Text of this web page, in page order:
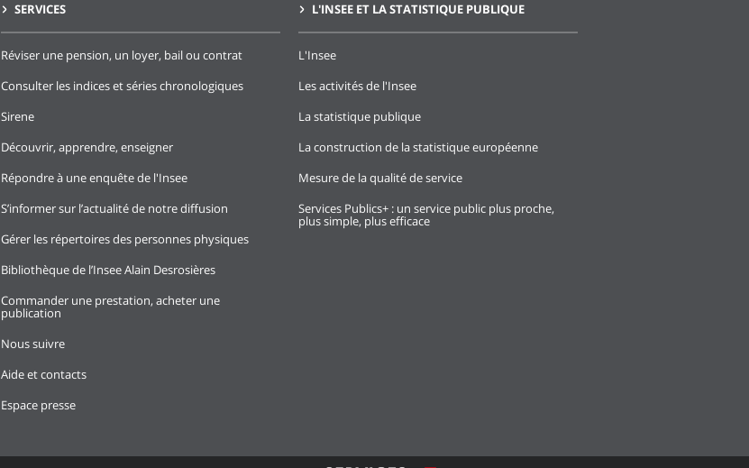
SERVICES
Réviser une pension, un loyer, bail ou contrat
Consulter les indices et séries chronologiques
Sirene
Découvrir, apprendre, enseigner
Répondre à une enquête de l'Insee
S’informer sur l’actualité de notre diffusion
Gérer les répertoires des personnes physiques
Bibliothèque de l’Insee Alain Desrosières
Commander une prestation, acheter une
publication
Nous suivre
Aide et contacts
Espace presse
L'INSEE ET LA STATISTIQUE PUBLIQUE
L'Insee
Les activités de l'Insee
La statistique publique
La construction de la statistique européenne
Mesure de la qualité de service
Services Publics+ : un service public plus proche,
plus simple, plus efficace